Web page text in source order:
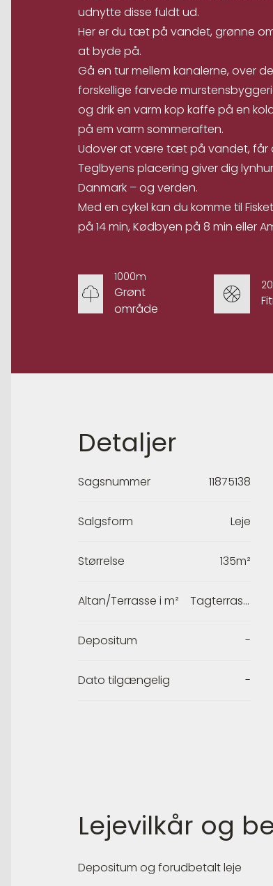
udnytte disse fuldt ud.
Her er du tæt på vandet, grønne
at byde på.
Gå en tur mellem kanalerne, over
forskellige farvede
og drik en varm kop kaffe på en
på em varm sommeraften.
Udover at være tæt på vandet, får
Teglbyens placering giver dig
Danmark – og verden.
Med en cykel kan du komme til
på 14 min, Kødbyen på 8 min eller
1000m
Grønt
område
Detaljer
Sagsnummer 11875138
Salgsform Leje
Størrelse 135m²
Altan/Terrasse i m² Tagterrasse / Gårdhave
Depositum -
Dato tilgængelig -
Lejevilkår og
Depositum og forudbetalt leje